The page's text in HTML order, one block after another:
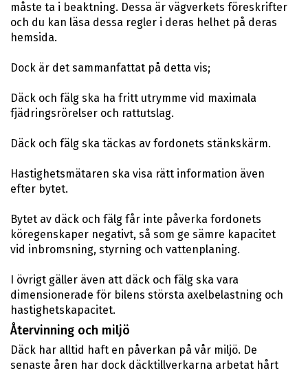
måste ta i beaktning. Dessa är vägverkets föreskrifter
och du kan läsa dessa regler i deras helhet på deras
hemsida.
Dock är det sammanfattat på detta vis;
Däck och fälg ska ha fritt utrymme vid maximala
fjädringsrörelser och rattutslag.
Däck och fälg ska täckas av fordonets stänkskärm.
Hastighetsmätaren ska visa rätt information även
efter bytet.
Bytet av däck och fälg får inte påverka fordonets
köregenskaper negativt, så som ge sämre kapacitet
vid inbromsning, styrning och vattenplaning.
I övrigt gäller även att däck och fälg ska vara
dimensionerade för bilens största axelbelastning och
hastighetskapacitet.
Återvinning och miljö
Däck har alltid haft en påverkan på vår miljö. De
senaste åren har dock däcktillverkarna arbetat hårt